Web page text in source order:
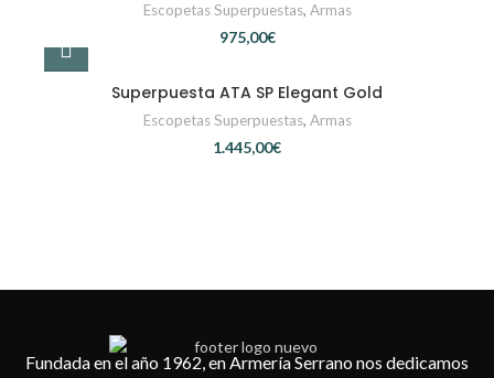
Escopetas Superpuestas, Armas
€
Superpuesta ATA SP Elegant Gold
Escopetas Superpuestas, Armas
€
Fundada en el año 1962, en Armería Serrano nos dedicamos